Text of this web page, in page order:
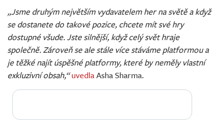
„Jsme druhým největším vydavatelem her na světě a když
se dostanete do takové pozice, chcete mít své hry
dostupné všude. Jste silnější, když celý svět hraje
společně. Zároveň se ale stále více stáváme platformou a
je těžké najít úspěšné platformy, které by neměly vlastní
exkluzivní obsah,“ uvedlaAsha Sharma.